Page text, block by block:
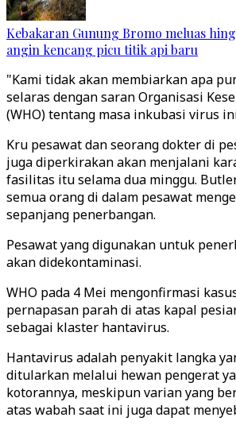
Kebakaran Gunung Bromo meluas
angin kencang picu titik api baru
"Kami tidak akan membiarkan apa
selaras dengan saran Organisasi
(WHO) tentang masa inkubasi virus
Kru pesawat dan seorang dokter di
juga diperkirakan akan menjalani
fasilitas itu selama dua minggu.
semua orang di dalam pesawat
sepanjang penerbangan.
Pesawat yang digunakan untuk
akan didekontaminasi.
WHO pada 4 Mei mengonfirmasi
pernapasan parah di atas kapal
sebagai klaster hantavirus.
Hantavirus adalah penyakit langka
ditularkan melalui hewan pengerat
kotorannya, meskipun varian yang
atas wabah saat ini juga dapat